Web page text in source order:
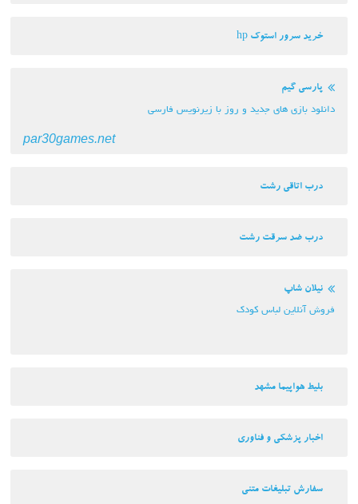
خرید سرور استوک hp
پارسی گیم
دانلود بازی های جدید و روز با زیرنویس فارسی
par30games.net
درب اتاقی رشت
درب ضد سرقت رشت
نیلان شاپ
فروش آنلاین لباس کودک
بلیط هواپیما مشهد
اخبار پزشکی و فناوری
سفارش تبلیغات متنی